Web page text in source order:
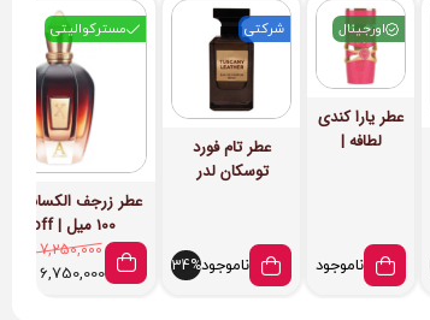
اورجینال
عطر یارا کندی
لطافه |
ناموجود
شرکتی
عطر تام فورد
توسکان لدر
Tuscan Leather
ناموجود34%
مسترکوالیتی
100 میل | Xerjoff
Alexandria II
7,250,000
6,750,000